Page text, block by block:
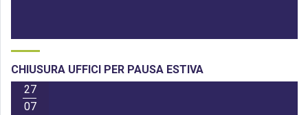
CHIUSURA UFFICI PER PAUSA ESTIVA
27
07